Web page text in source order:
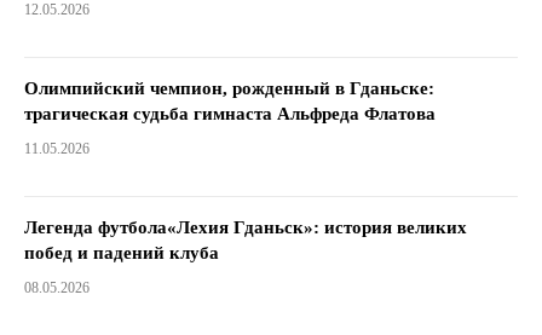
12.05.2026
Олимпийский чемпион, рожденный в Гданьске:
трагическая судьба гимнаста Альфреда Флатова
11.05.2026
Легенда футбола«Лехия Гданьск»: история великих
побед и падений клуба
08.05.2026